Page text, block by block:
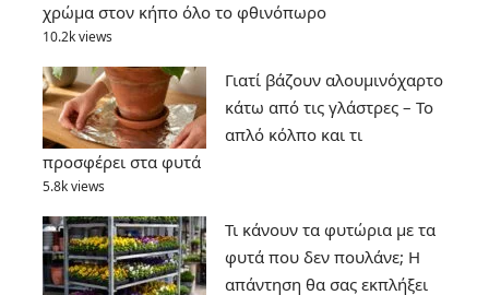
χρώμα στον κήπο όλο το φθινόπωρο
10.2k views
Γιατί βάζουν αλουμινόχαρτο
κάτω από τις γλάστρες – Το
απλό κόλπο και τι
προσφέρει στα φυτά
5.8k views
Τι κάνουν τα φυτώρια με τα
φυτά που δεν πουλάνε; Η
απάντηση θα σας εκπλήξει